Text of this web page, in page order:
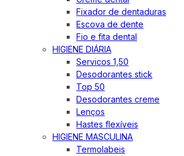
Fixador de dentaduras
Escova de dente
Fio e fita dental
HIGIENE DIÁRIA
Servicos 1,50
Desodorantes stick
Top 50
Desodorantes creme
Lenços
Hastes flexíveis
HIGIENE MASCULINA
Termolabeis